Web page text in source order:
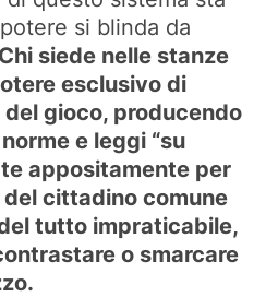
si blinda da
Chi siede nelle stanze
esclusivo di
gioco, producendo
e leggi “su
appositamente per
cittadino comune
tutto impraticabile,
o smarcare